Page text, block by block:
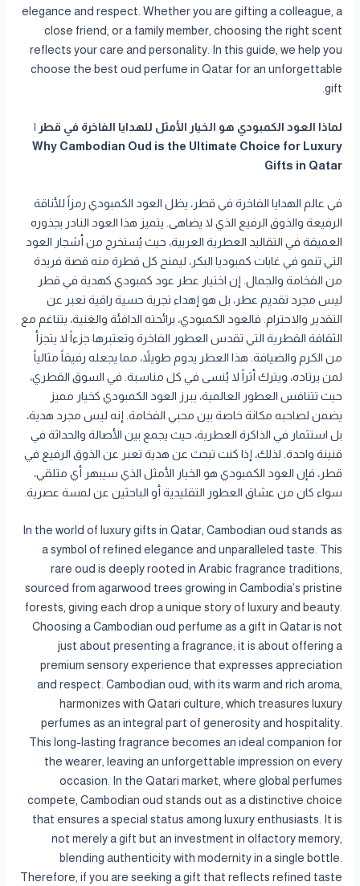
elegance and respect. Whether you are gifting a colleague, a
close friend, or a family member, choosing the right scent
reflects your care and personality. In this guide, we help you
choose the best oud perfume in Qatar for an unforgettable
gift.
لماذا العود الكمبودي هو الخيار الأمثل للهدايا الفاخرة في قطر |
Why Cambodian Oud is the Ultimate Choice for Luxury
Gifts in Qatar
في عالم الهدايا الفاخرة في قطر، يظل العود الكمبودي رمزاً للأناقة
الرفيعة والذوق الرفيع الذي لا يضاهى. يتميز هذا العود النادر بجذوره
العميقة في التقاليد العطرية العربية، حيث يُستخرج من أشجار العود
التي تنمو في غابات كمبوديا البكر، ليمنح كل قطرة منه قصة فريدة
من الفخامة والجمال. إن اختيار عطر عود كمبودي كهدية في قطر
ليس مجرد تقديم عطر، بل هو إهداء تجربة حسية راقية تعبر عن
التقدير والاحترام. فالعود الكمبودي، برائحته الدافئة والغنية، يتناغم مع
الثقافة القطرية التي تقدس العطور الفاخرة وتعتبرها جزءاً لا يتجزأ
من الكرم والضيافة. هذا العطر يدوم طويلاً، مما يجعله رفيقاً مثالياً
لمن يرتاده، ويترك أثراً لا يُنسى في كل مناسبة. في السوق القطري،
حيث تتنافس العطور العالمية، يبرز العود الكمبودي كخيار مميز
يضمن لصاحبه مكانة خاصة بين محبي الفخامة. إنه ليس مجرد هدية،
بل استثمار في الذاكرة العطرية، حيث يجمع بين الأصالة والحداثة في
قنينة واحدة. لذلك، إذا كنت تبحث عن هدية تعبر عن الذوق الرفيع في
قطر، فإن العود الكمبودي هو الخيار الأمثل الذي سيبهر أي متلقي،
سواء كان من عشاق العطور التقليدية أو الباحثين عن لمسة عصرية.
In the world of luxury gifts in Qatar, Cambodian oud stands as
a symbol of refined elegance and unparalleled taste. This
rare oud is deeply rooted in Arabic fragrance traditions,
sourced from agarwood trees growing in Cambodia’s pristine
forests, giving each drop a unique story of luxury and beauty.
Choosing a Cambodian oud perfume as a gift in Qatar is not
just about presenting a fragrance; it is about offering a
premium sensory experience that expresses appreciation
and respect. Cambodian oud, with its warm and rich aroma,
harmonizes with Qatari culture, which treasures luxury
perfumes as an integral part of generosity and hospitality.
This long-lasting fragrance becomes an ideal companion for
the wearer, leaving an unforgettable impression on every
occasion. In the Qatari market, where global perfumes
compete, Cambodian oud stands out as a distinctive choice
that ensures a special status among luxury enthusiasts. It is
not merely a gift but an investment in olfactory memory,
blending authenticity with modernity in a single bottle.
Therefore, if you are seeking a gift that reflects refined taste